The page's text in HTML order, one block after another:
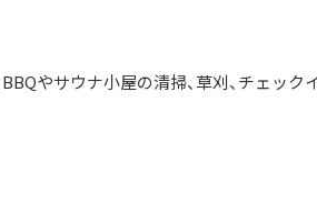
やサウナ小屋の清掃、草刈、チェック